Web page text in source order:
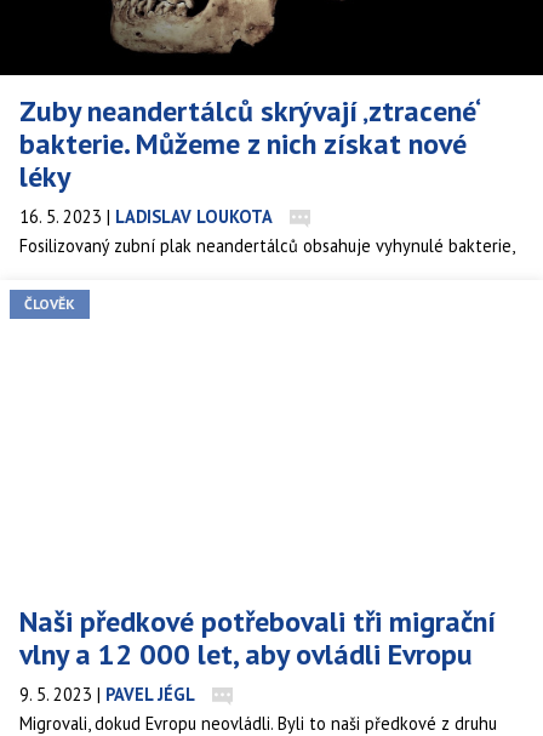
Zuby neandertálců skrývají ‚ztracené‘
bakterie. Můžeme z nich získat nové
léky
16. 5. 2023 | LADISLAV LOUKOTA
Fosilizovaný zubní plak neandertálců obsahuje vyhynulé bakterie,
ČLOVĚK
Naši předkové potřebovali tři migrační
vlny a 12 000 let, aby ovládli Evropu
9. 5. 2023 | PAVEL JÉGL
Migrovali, dokud Evropu neovládli. Byli to naši předkové z druhu